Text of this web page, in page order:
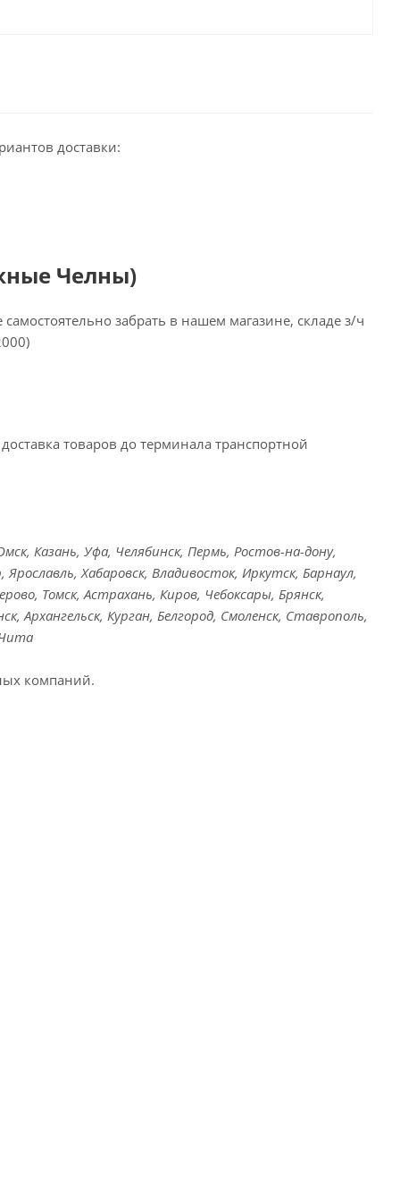
доставки:
Челны)
забрать в нашем магазине, складе з/ч
товаров до терминала транспортной
Казань, Уфа, Челябинск, Пермь, Ростов-на-дону,
Хабаровск, Владивосток, Иркутск, Барнаул,
Томск, Астрахань, Киров, Чебоксары, Брянск,
Архангельск, Курган, Белгород, Смоленск, Ставрополь,
компаний.